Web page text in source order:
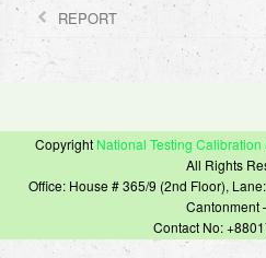
REPORT
Copyright National Testing Calibration
All Rights
Office: House # 365/9 (2nd Floor),
Cantonment
Contact No: